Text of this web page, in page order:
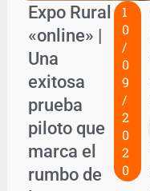
Expo Rural
«online» |
Una
exitosa
prueba
piloto que
marca el
rumbo de
1
0
/
0
9
/
2
0
2
0